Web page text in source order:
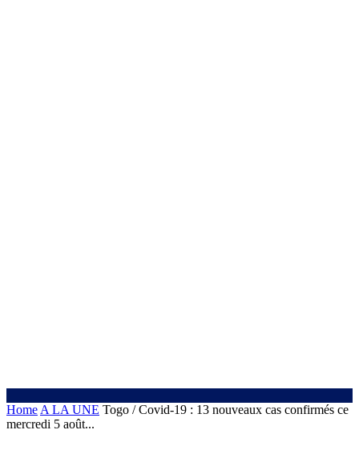
Home A LA UNE Togo / Covid-19 : 13 nouveaux cas confirmés ce
mercredi 5 août...